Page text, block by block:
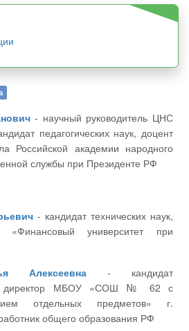
педагогических наук, доцент
Российской академии народного
службы при Президенте РФ
университет при
Алексеевна
директор МБОУ «СОШ № 62 с
отдельных предметов» г.
общего образования РФ